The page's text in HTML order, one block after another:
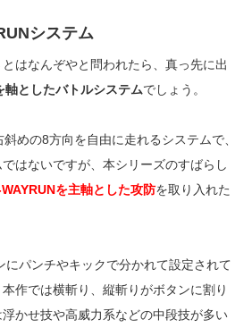
システム
はなんぞやと問われたら、真っ先に出
軸としたバトルシステムでしょう。
めの8方向を自由に走れるシステムで、
はないですが、本シリーズのすばらし
を主軸とした攻防を取り入れた
にパンチやキックで分かれて設定されて
作では横斬り、縦斬りがボタンに割り
かせ技や高威力系などの中段技が多い